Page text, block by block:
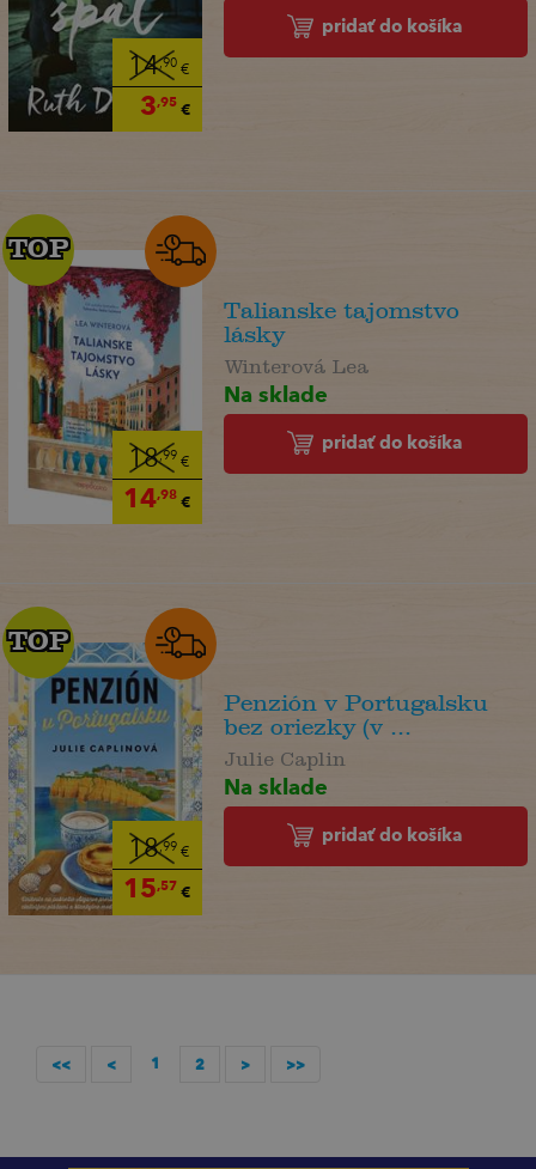
14,90€
3,95€
pridať do košíka
18,99 €
14,98€
TOP
TOP
Talianske tajomstvo
lásky
Winterová Lea
Na sklade
pridať do košíka
18,99 €
15,57 €
TOP
TOP
Penzión v Portugalsku
bez oriezky (v ...
Julie Caplin
Na sklade
pridať do košíka
<< < 1 2 > >>